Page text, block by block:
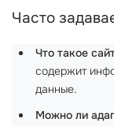
Часто
Что такое
содержит
данные.
Можно ли